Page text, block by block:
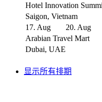
Hotel Innovation
Saigon, Vietnam
17. Aug
20. Aug
Arabian Travel Mart
Dubai, UAE
显示所有排期